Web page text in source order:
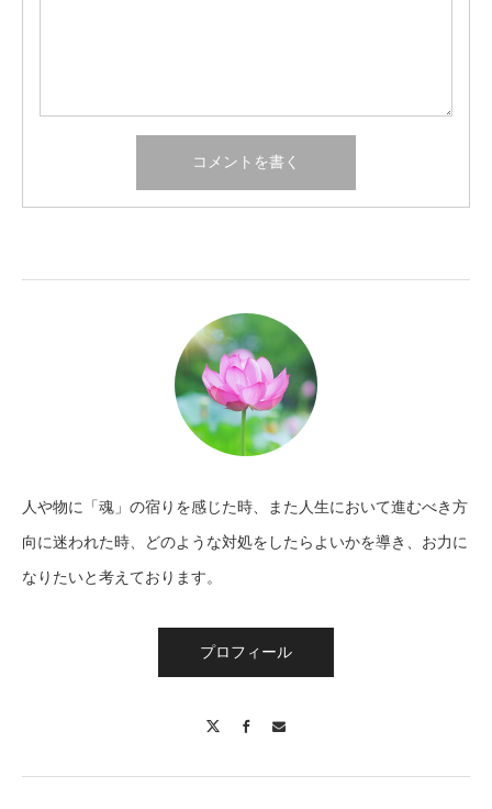
人や物に「魂」の宿りを感じた時、また人生において進むべき方
向に迷われた時、どのような対処をしたらよいかを導き、お力に
なりたいと考えております。
プロフィール